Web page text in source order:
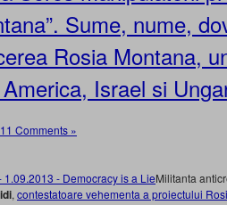
Sume, nume,
Rosia Montana,
Israel si
11 Comments »
Militanta
, contestatoare vehementa a proiectului